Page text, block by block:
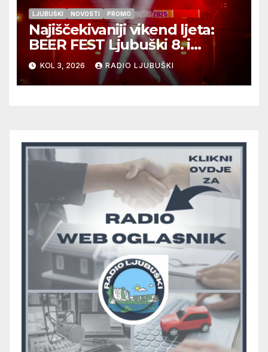
LJUBUŠKI NOVOSTI PROMO
Najiščekivaniji vikend ljeta:
BEER FEST Ljubuški 8. i
9.kolovoza
KOL 3, 2026 RADIO LJUBUŠKI